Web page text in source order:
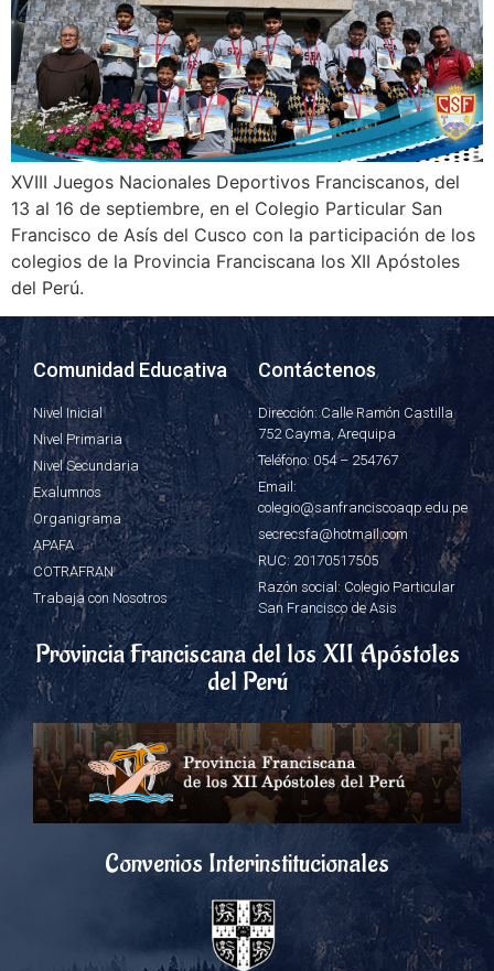
XVIII Juegos Nacionales Deportivos Franciscanos, del
13 al 16 de septiembre, en el Colegio Particular San
Francisco de Asís del Cusco con la participación de los
colegios de la Provincia Franciscana los XII Apóstoles
del Perú.
Comunidad Educativa
Nivel Inicial
Nivel Primaria
Nivel Secundaria
Exalumnos
Organigrama
APAFA
COTRAFRAN
Trabaja con Nosotros
Contáctenos
Dirección: Calle Ramón Castilla
752 Cayma, Arequipa
Teléfono: 054 – 254767
Email:
colegio@sanfranciscoaqp.edu.pe
secrecsfa@hotmail.com
RUC: 20170517505
Razón social: Colegio Particular
San Francisco de Asis
Provincia Franciscana del los XII Apóstoles
del Perú
Convenios Interinstitucionales